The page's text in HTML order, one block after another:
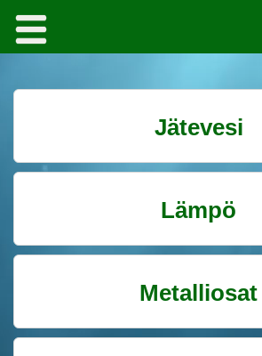
Jätevesi
Lämpö
Metalliosat